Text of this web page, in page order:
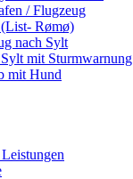
/ Flugzeug
Rømø)
nach Sylt
mit Sturmwarnung
mit Hund